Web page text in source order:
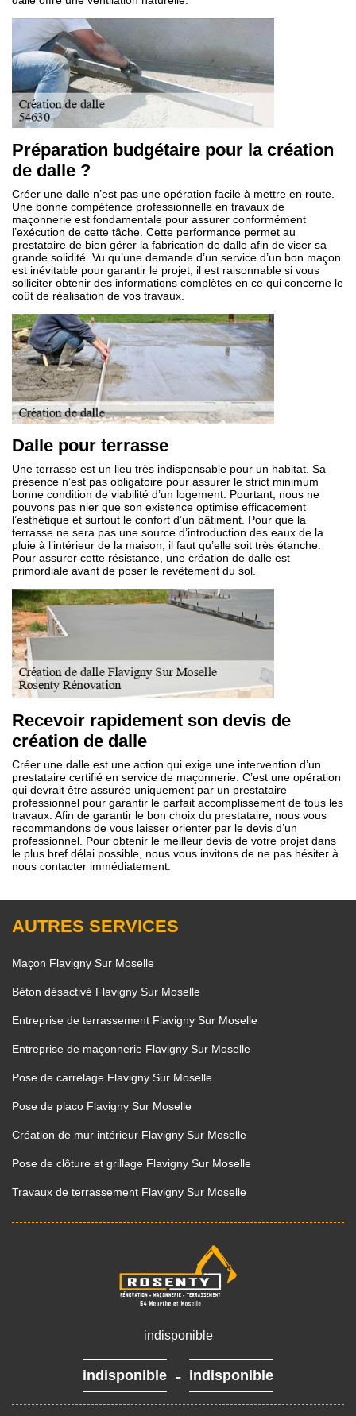
Préparation budgétaire pour la création
de dalle ?
Créer une dalle n’est pas une opération facile à mettre en route.
Une bonne compétence professionnelle en travaux de
maçonnerie est fondamentale pour assurer conformément
l’exécution de cette tâche. Cette performance permet au
prestataire de bien gérer la fabrication de dalle afin de viser sa
grande solidité. Vu qu’une demande d’un service d’un bon maçon
est inévitable pour garantir le projet, il est raisonnable si vous
solliciter obtenir des informations complètes en ce qui concerne le
coût de réalisation de vos travaux.
Dalle pour terrasse
Une terrasse est un lieu très indispensable pour un habitat. Sa
présence n’est pas obligatoire pour assurer le strict minimum
bonne condition de viabilité d’un logement. Pourtant, nous ne
pouvons pas nier que son existence optimise efficacement
l’esthétique et surtout le confort d’un bâtiment. Pour que la
terrasse ne sera pas une source d’introduction des eaux de la
pluie à l’intérieur de la maison, il faut qu’elle soit très étanche.
Pour assurer cette résistance, une création de dalle est
primordiale avant de poser le revêtement du sol.
Recevoir rapidement son devis de
création de dalle
Créer une dalle est une action qui exige une intervention d’un
prestataire certifié en service de maçonnerie. C’est une opération
qui devrait être assurée uniquement par un prestataire
professionnel pour garantir le parfait accomplissement de tous les
travaux. Afin de garantir le bon choix du prestataire, nous vous
recommandons de vous laisser orienter par le devis d’un
professionnel. Pour obtenir le meilleur devis de votre projet dans
le plus bref délai possible, nous vous invitons de ne pas hésiter à
nous contacter immédiatement.
AUTRES SERVICES
Maçon Flavigny Sur Moselle
Béton désactivé Flavigny Sur Moselle
Entreprise de terrassement Flavigny Sur Moselle
Entreprise de maçonnerie Flavigny Sur Moselle
Pose de carrelage Flavigny Sur Moselle
Pose de placo Flavigny Sur Moselle
Création de mur intérieur Flavigny Sur Moselle
Pose de clôture et grillage Flavigny Sur Moselle
Travaux de terrassement Flavigny Sur Moselle
indisponible
indisponible - indisponible